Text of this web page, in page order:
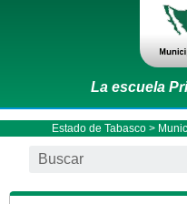
La escuela
Estado de Tabasco >